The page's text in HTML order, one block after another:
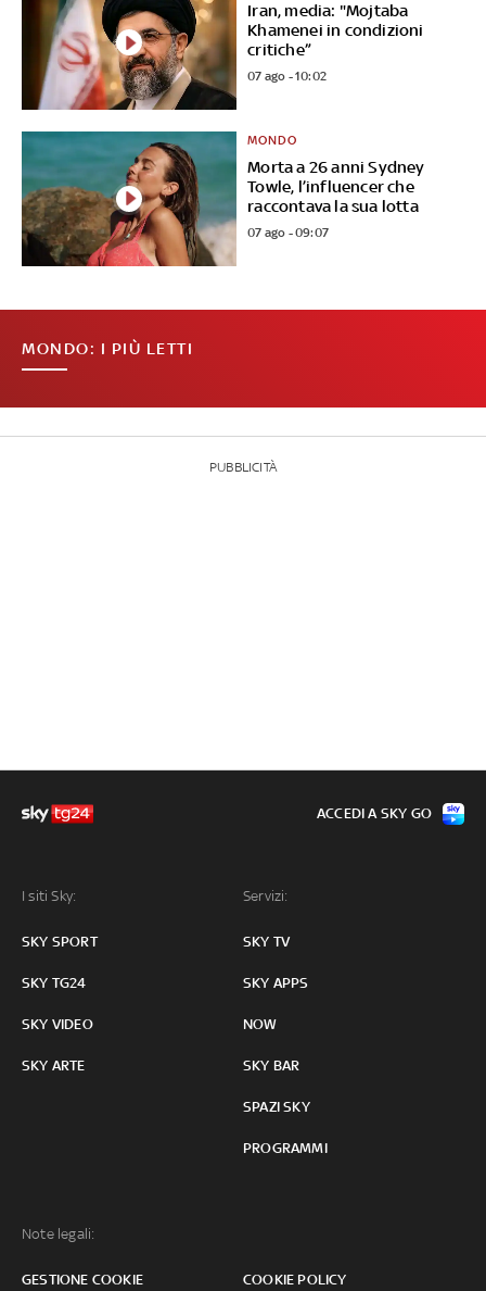
Iran, media: "Mojtaba
Khamenei in condizioni
critiche”
07 ago - 10:02
Morta a 26 anni Sydney
Towle, l’influencer che
raccontava la sua lotta
MONDO
07 ago - 09:07
MONDO: I PIÙ LETTI
PUBBLICITÀ
I siti Sky:
SKY SPORT
SKY TG24
SKY VIDEO
SKY ARTE
Servizi:
SKY TV
SKY APPS
NOW
SKY BAR
SPAZI SKY
PROGRAMMI
Note legali:
GESTIONE COOKIE COOKIE POLICY
ACCEDI A SKY GO